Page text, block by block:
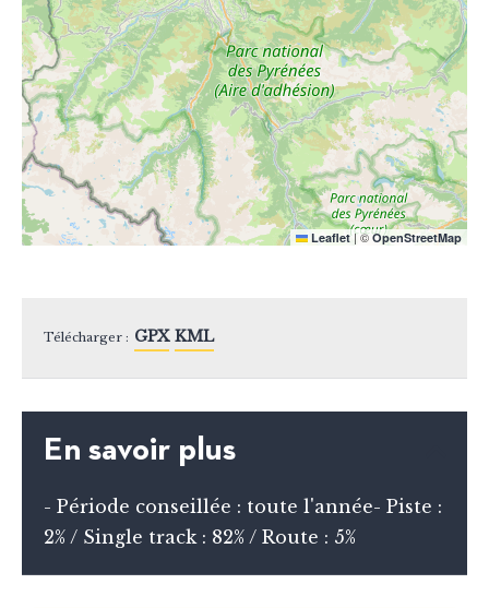
Leaflet |©OpenStreetMap
Télécharger : GPX KML
En savoir plus
- Période conseillée : toute l'année- Piste :
2% / Single track : 82% / Route : 5%